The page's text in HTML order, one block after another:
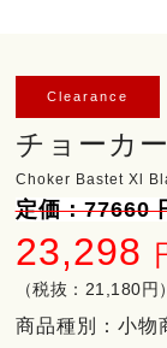
Clearance
チョーカ
Choker Bastet Xl
定価：77660
23,298
（税抜：21,180円）
商品種別：小物